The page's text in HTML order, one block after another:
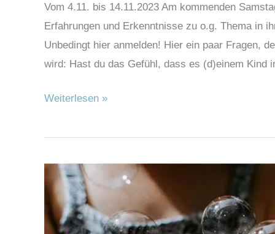
Vom 4.11. bis 14.11.2023 Am kommenden
Erfahrungen und Erkenntnisse zu o.g. Thema in
Unbedingt hier anmelden! Hier ein paar Fragen,
wird: Hast du das Gefühl, dass es (d)einem Kind
Weiterlesen »
Spielen:
Die
Grundlage
für